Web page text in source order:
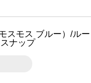
スモス ブルー）/ルー
ナップ